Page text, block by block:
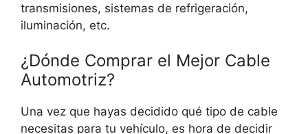
transmisiones, sistemas de refrigeración,
iluminación, etc.
¿Dónde Comprar el Mejor Cable
Automotriz?
Una vez que hayas decidido qué tipo de cable
necesitas para tu vehículo, es hora de decidir